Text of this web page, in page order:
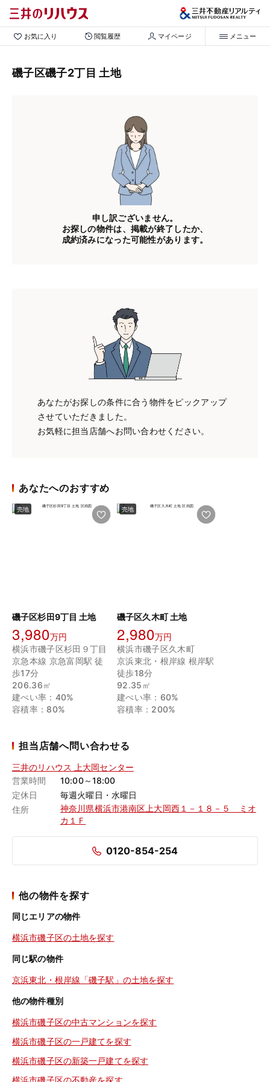
お気に入り 閲覧履歴 マイページ メニュー
磯子区磯子2丁目 土地
申し訳ございません。
お探しの物件は、掲載が終了したか、
成約済みになった可能性があります。
あなたがお探しの条件に合う物件をピックアップ
させていただきました。
お気軽に担当店舗へお問い合わせください。
あなたへのおすすめ
売地
磯子区杉田9丁目 土地
3,980万円
横浜市磯子区杉田９丁目
京急本線 京急富岡駅 徒
歩17分
206.36㎡
建ぺい率：40%
容積率：80%
売地
磯子区久木町 土地
2,980万円
横浜市磯子区久木町
京浜東北・根岸線 根岸駅
徒歩18分
92.35㎡
建ぺい率：60%
容積率：200%
担当店舗へ問い合わせる
三井のリハウス 上大岡センター
営業時間
10:00～18:00
定休日
毎週火曜日・水曜日
住所
神奈川県横浜市港南区上大岡西１－１８－５ ミオ
カ１Ｆ
0120-854-254
他の物件を探す
同じエリアの物件
横浜市磯子区の土地を探す
同じ駅の物件
京浜東北・根岸線「磯子駅」の土地を探す
他の物件種別
横浜市磯子区の中古マンションを探す
横浜市磯子区の一戸建てを探す
横浜市磯子区の新築一戸建てを探す
横浜市磯子区の不動産を探す